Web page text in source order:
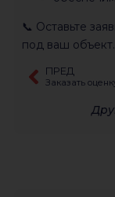
📞 Оставьте
под ваш объект.
ПРЕД